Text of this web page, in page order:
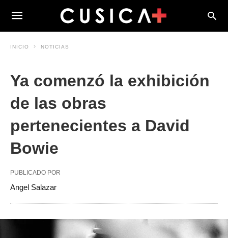
INICIO NOTICIAS
Ya comenzó la exhibición
de las obras
pertenecientes a David
Bowie
PUBLICADO POR
Angel Salazar